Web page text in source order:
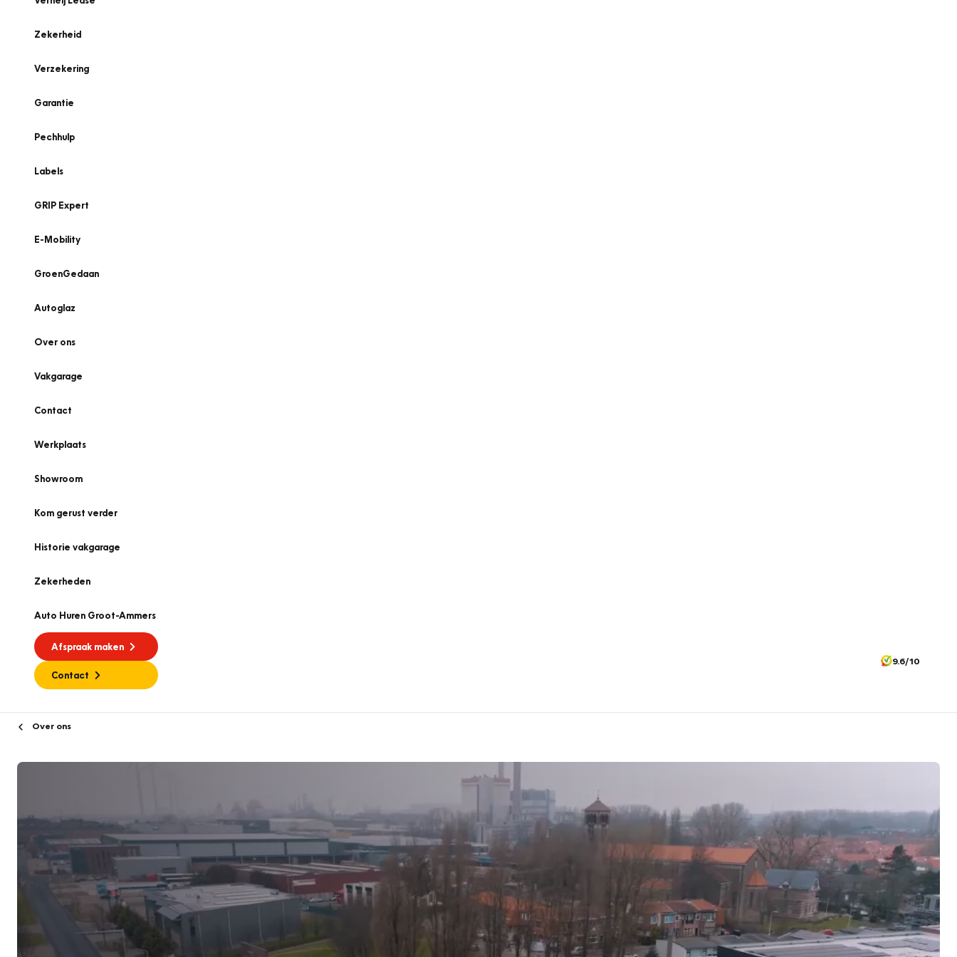
Zekerheid
Verzekering
Garantie
Pechhulp
Labels
GRIP Expert
E-Mobility
GroenGedaan
Autoglaz
Over ons
Vakgarage
Contact
Werkplaats
Showroom
Kom gerust verder
Historie vakgarage
Zekerheden
Auto Huren Groot-Ammers
Afspraak maken
Contact
9.6/10
Over ons